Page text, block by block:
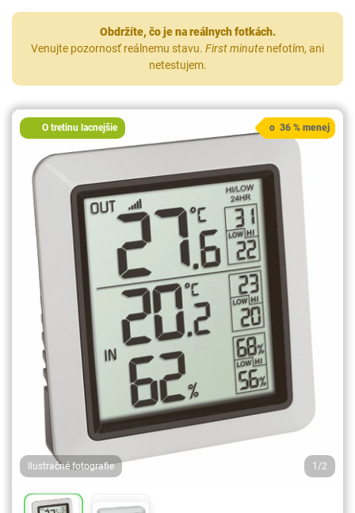
Obdržíte, čo je na reálnych fotkách.
Venujte pozornosť reálnemu stavu. First minute nefotím, ani
netestujem.
O tretinu lacnejšie
Ilustračné fotografie 1/2
o 36 % menej